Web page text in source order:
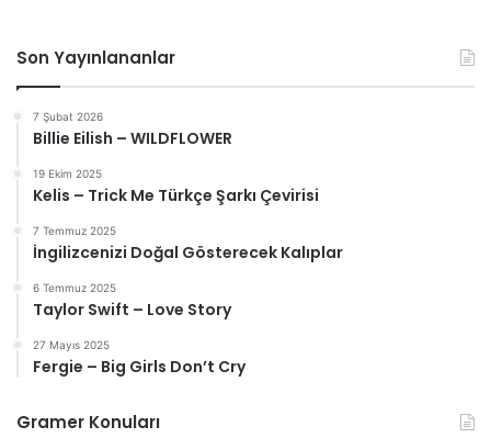
Son Yayınlananlar
7 Şubat 2026
Billie Eilish – WILDFLOWER
19 Ekim 2025
Kelis – Trick Me Türkçe Şarkı Çevirisi
7 Temmuz 2025
İngilizcenizi Doğal Gösterecek Kalıplar
6 Temmuz 2025
Taylor Swift – Love Story
27 Mayıs 2025
Fergie – Big Girls Don’t Cry
Gramer Konuları